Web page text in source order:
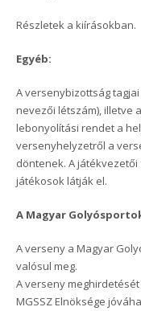
Részletek a kiírásokban.
Egyéb:
A versenybizottság
nevezői létszám), illetve
lebonyolítási rendet a
versenyhelyzetről a
döntenek. A
játékosok látják el.
A Magyar
A verseny a Magyar
valósul meg.
A verseny
MGSSZ Elnöksége